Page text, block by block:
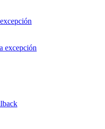
excepción